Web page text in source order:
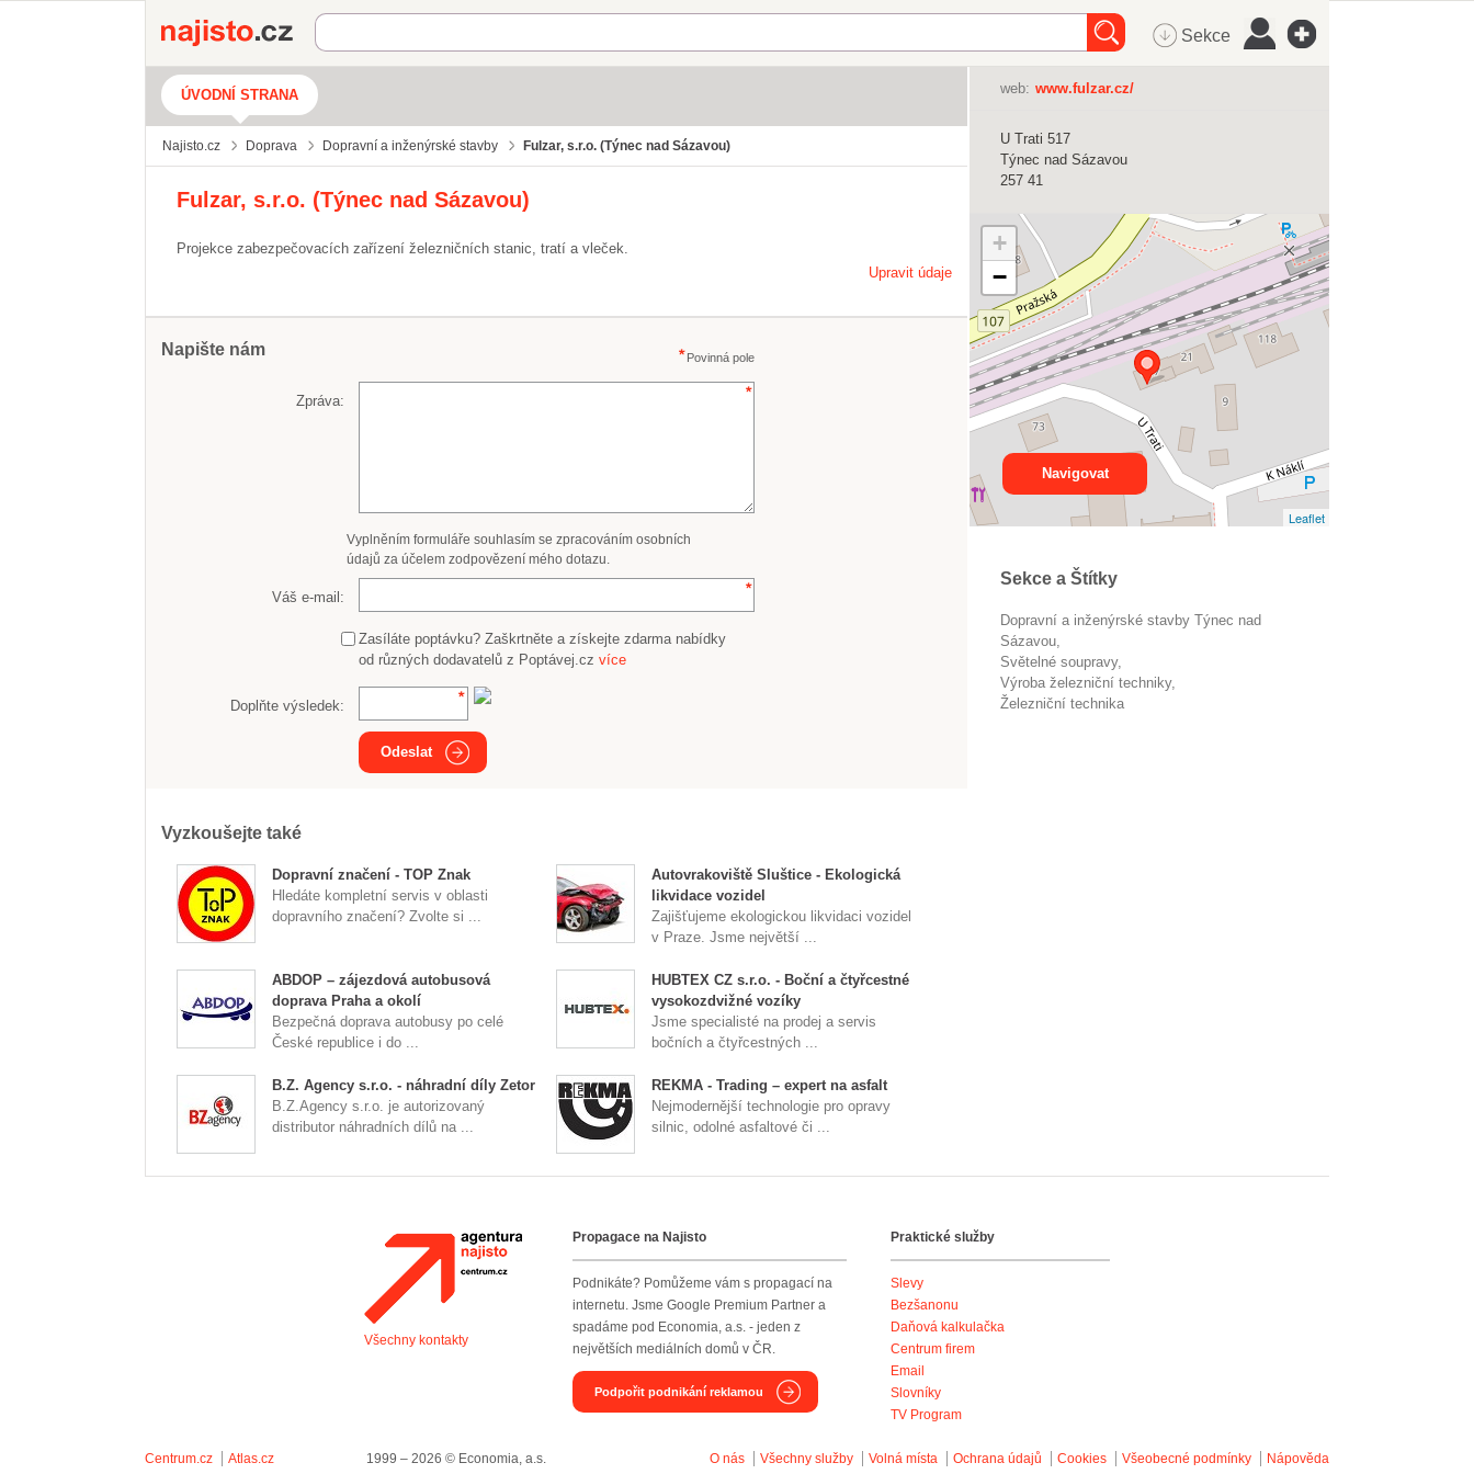
Najisto.cz Sekce
ÚVODNÍ STRANA
Najisto.cz Doprava Dopravní a inženýrské stavby Fulzar, s.r.o. (Týnec nad Sázavou)
Fulzar, s.r.o. (Týnec nad Sázavou)
Projekce zabezpečovacích zařízení železničních stanic, tratí a vleček.
Upravit údaje
Napište nám Povinná pole
Zpráva:
Vyplněním formuláře souhlasím se zpracováním osobních
údajů za účelem zodpovězení mého dotazu.
Váš e-mail:
Zasíláte poptávku? Zaškrtněte a získejte zdarma nabídky
od různých dodavatelů z Poptávej.cz více
Doplňte výsledek:
Odeslat
Vyzkoušejte také
Dopravní značení - TOP Znak
Hledáte kompletní servis v oblasti
dopravního značení? Zvolte si ...
Autovrakoviště Sluštice - Ekologická
likvidace vozidel
Zajišťujeme ekologickou likvidaci vozidel
v Praze. Jsme největší ...
ABDOP – zájezdová autobusová
doprava Praha a okolí
Bezpečná doprava autobusy po celé
České republice i do ...
HUBTEX CZ s.r.o. - Boční a čtyřcestné
vysokozdvižné vozíky
Jsme specialisté na prodej a servis
bočních a čtyřcestných ...
B.Z. Agency s.r.o. - náhradní díly Zetor
B.Z.Agency s.r.o. je autorizovaný
distributor náhradních dílů na ...
REKMA - Trading – expert na asfalt
Nejmodernější technologie pro opravy
silnic, odolné asfaltové či ...
web: www.fulzar.cz/
U Trati 517
Týnec nad Sázavou
257 41
+
−
Leaflet
Navigovat
Sekce a Štítky
Dopravní a inženýrské stavby Týnec nad
Sázavou
světelné soupravy
výroba železniční techniky
Železniční technika
Agentura Najisto
Všechny kontakty
Propagace na Najisto
Podnikáte? Pomůžeme vám s propagací na
internetu. Jsme Google Premium Partner a
spadáme pod Economia, a.s. - jeden z
největších mediálních domů v ČR.
Podpořit podnikání reklamou
Praktické služby
Slevy
Bezšanonu
Daňová kalkulačka
Centrum firem
Email
Slovníky
TV Program
Centrum.cz Atlas.cz 1999 – 2026 © Economia, a.s. O nás Všechny služby Volná místa Ochrana údajů Cookies Všeobecné podmínky Nápověda